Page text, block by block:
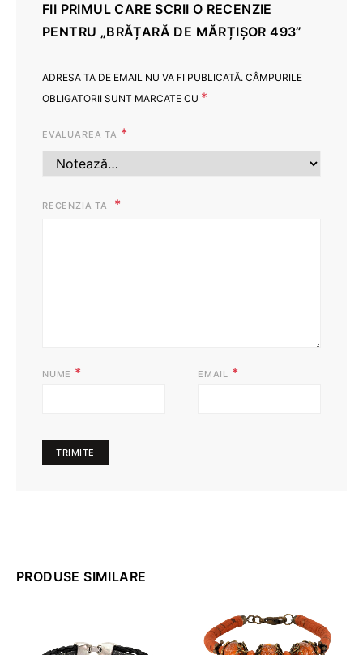
FII PRIMUL CARE SCRII O RECENZIE
PENTRU „BRĂȚARĂ DE MĂRȚIȘOR 493”
ADRESA TA DE EMAIL NU VA FI PUBLICATĂ. CÂMPURILE
OBLIGATORII SUNT MARCATE CU *
EVALUAREA TA *
RECENZIA TA
NUME * EMAIL *
PRODUSE SIMILARE